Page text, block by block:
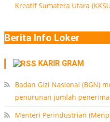
Kreatif Sumatera Utara
Berita Info Loker
KARIR GRAM
Badan Gizi Nasional (BGN)
penurunan jumlah penerima
Menteri Perindustrian